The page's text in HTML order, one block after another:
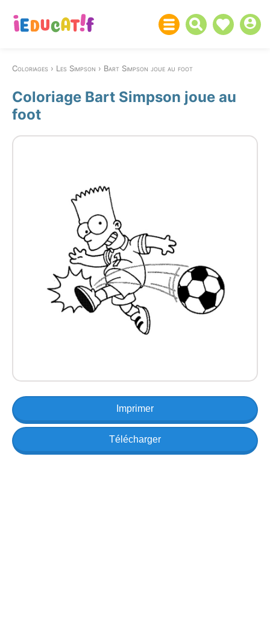
Coloriages Les Simpson Bart Simpson joue au foot
Coloriage Bart Simpson joue au
foot
Imprimer
Télécharger